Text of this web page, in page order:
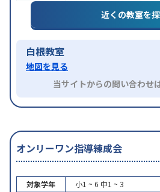
授業の振替可能学習に
ライン対応近くの教室を
白根教室
地図を見る
当サイトからの問い合わせ
オンリーワン指導練成会
対象学年 小1 ~ 6 中1 ~ 3